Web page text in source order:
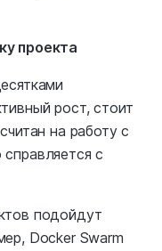
проекта
рост, стоит
на работу с
с
подойдут
Docker Swarm